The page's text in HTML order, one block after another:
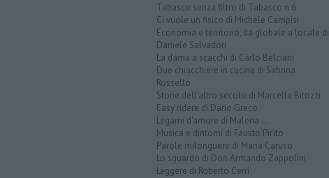
Tabasco senza filtro di Tabasco n.6
Ci vuole un fisico di Michele Campisi
Economia e territorio, da globale a locale di
Daniele Salvadori
La dama a scacchi di Carlo Belciani
Due chiacchiere in cucina di Sabrina
Rossello
Storie dell'altro secolo di Marcella Bitozzi
Easy ridere di Dario Greco
Legami d'amore di Malena ...
Musica e dintorni di Fausto Pirìto
Parole milonguere di Maria Caruso
Lo sguardo di Don Armando Zappolini
Leggere di Roberto Cerri